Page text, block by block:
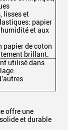
lisses et
papier
et aux
papier de coton
brillant.
utilisé dans
offre une
et durable